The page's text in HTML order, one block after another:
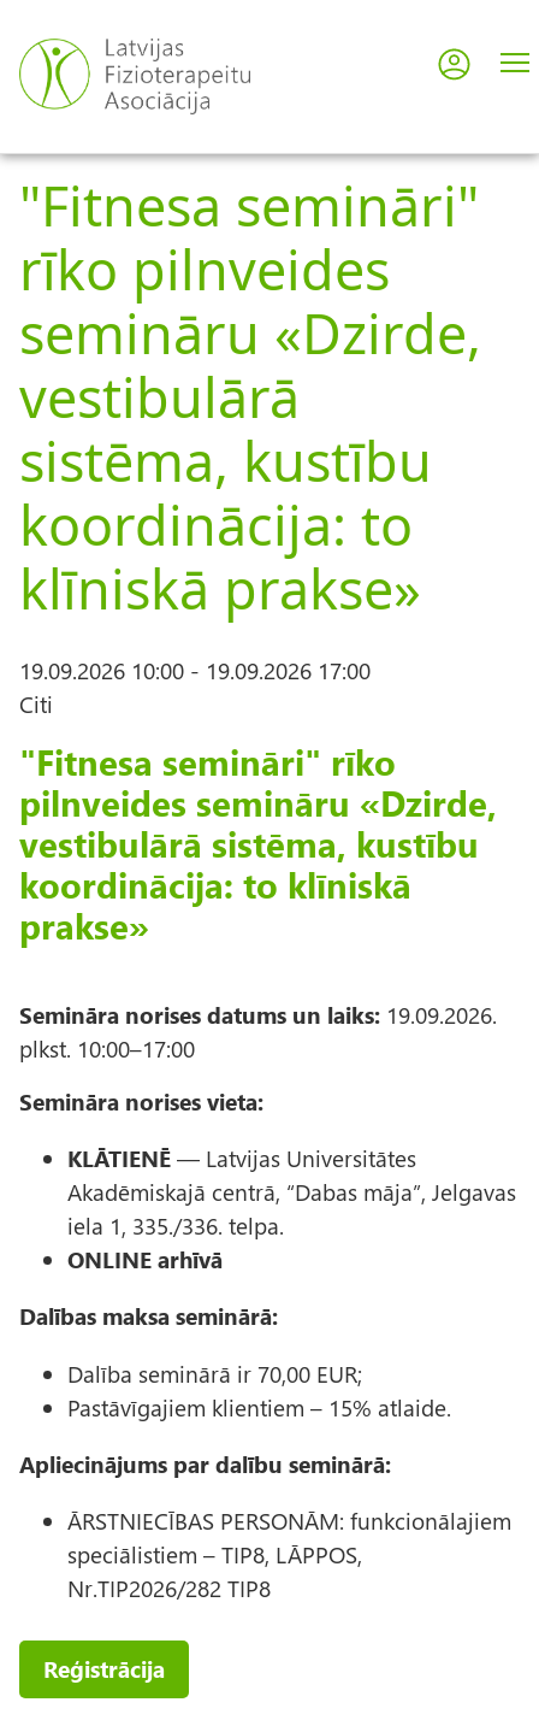
uz
galveno
saturu
User
"Fitnesa semināri"
rīko pilnveides
semināru «Dzirde,
vestibulārā
sistēma, kustību
koordinācija: to
klīniskā prakse»
19.09.2026 10:00 - 19.09.2026 17:00
Citi
"Fitnesa semināri" rīko
pilnveides semināru «Dzirde,
vestibulārā sistēma, kustību
koordinācija: to klīniskā
prakse»
Semināra norises datums un laiks: 19.09.2026.
plkst. 10:00–17:00
Semināra norises vieta:
KLĀTIENĒ — Latvijas Universitātes
Akadēmiskajā centrā, “Dabas māja”, Jelgavas
iela 1, 335./336. telpa.
ONLINE arhīvā
Dalības maksa seminārā:
Dalība seminārā ir 70,00 EUR;
Pastāvīgajiem klientiem – 15% atlaide.
Apliecinājums par dalību seminārā:
ĀRSTNIECĪBAS PERSONĀM: funkcionālajiem
speciālistiem – TIP8, LĀPPOS,
Nr.TIP2026/282 TIP8
Reģistrācija